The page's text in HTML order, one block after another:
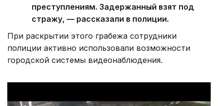
преступлениям. Задержанный взят под
стражу, — рассказали в полиции.
При раскрытии этого грабежа сотрудники
полиции активно использовали возможности
городской системы видеонаблюдения.